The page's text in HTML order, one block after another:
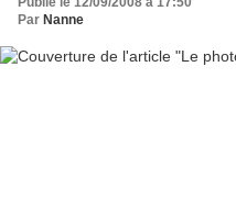
Par Nanne